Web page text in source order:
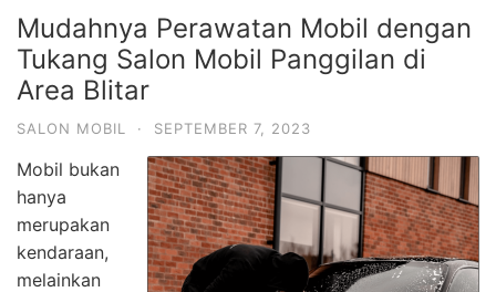
Mudahnya Perawatan Mobil dengan
Tukang Salon Mobil Panggilan di
Area Blitar
SALON MOBIL · SEPTEMBER 7, 2023
Mobil bukan
hanya
merupakan
kendaraan,
melainkan